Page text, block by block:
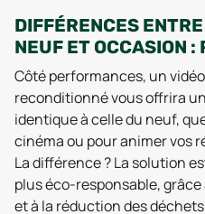
DIFFÉRENCES
NEUF ET OCCASION :
Côté performances, un
reconditionné vous offrira
identique à celle du neuf,
cinéma ou pour animer vos
La différence ? La solution
plus éco-responsable,
et à la réduction des